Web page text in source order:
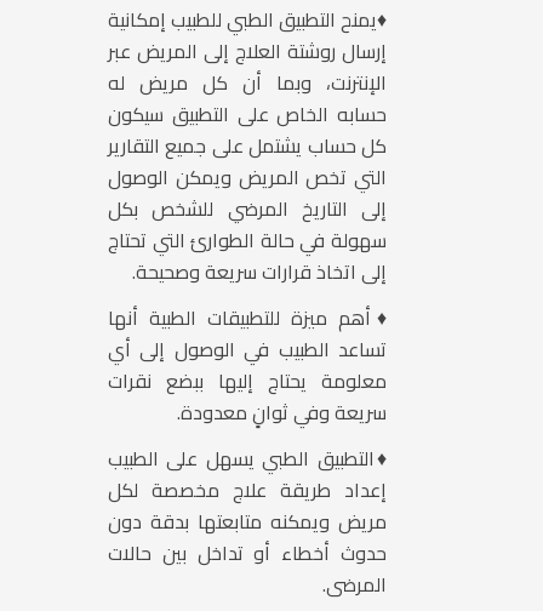
♦يمنح التطبيق الطبي للطبيب إمكانية
إرسال روشتة العلاج إلى المريض عبر
الإنترنت، وبما أن كل مريض له
حسابه الخاص على التطبيق سيكون
كل حساب يشتمل على جميع التقارير
التي تخص المريض ويمكن الوصول
إلى التاريخ المرضي للشخص بكل
سهولة في حالة الطوارئ التي تحتاج
إلى اتخاذ قرارات سريعة وصحيحة.
♦أهم ميزة للتطبيقات الطبية أنها
تساعد الطبيب في الوصول إلى أي
معلومة يحتاج إليها ببضع نقرات
سريعة وفي ثوانٍ معدودة.
♦التطبيق الطبي يسهل على الطبيب
إعداد طريقة علاج مخصصة لكل
مريض ويمكنه متابعتها بدقة دون
حدوث أخطاء أو تداخل بين حالات
المرضى.